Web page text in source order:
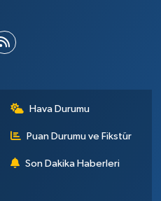
Hava Durumu
Puan Durumu ve Fikstür
Son Dakika Haberleri